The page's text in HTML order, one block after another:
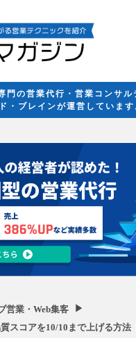
の営業代行・営業コンサル
・ブレインが運営しています
営業・Web集客 ▶︎
スコアを10/10まで上げる方法